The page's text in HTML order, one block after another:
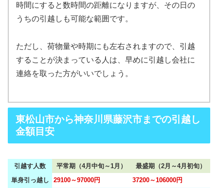
時間にすると数時間の距離になりますが、その日の
うちの引越しも可能な範囲です。
ただし、荷物量や時期にも左右されますので、引越
することが決まっている人は、早めに引越し会社に
連絡を取った方がいいでしょう。
東松山市から神奈川県藤沢市までの引越し
金額目安
引越す人数 平常期（4月中旬～1月）
最盛期（2月～4月初旬）
単身引っ越し
29100～97000円
37200～106000円